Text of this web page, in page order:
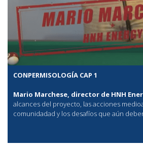
CONPERMISOLOGÍA CAP 1
Mario Marchese, director de HNH
alcances del proyecto, las acciones
comunidadad y los desafíos que aún